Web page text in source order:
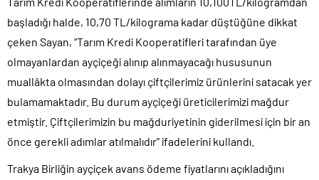
başladığı halde, 10,70 TL/kilograma kadar düştüğüne dikkat
çeken Sayan, “Tarım Kredi Kooperatifleri tarafından üye
olmayanlardan ayçiçeği alınıp alınmayacağı hususunun
muallâkta olmasından dolayı çiftçilerimiz ürünlerini satacak yer
bulamamaktadır. Bu durum ayçiçeği üreticilerimizi mağdur
etmiştir. Çiftçilerimizin bu mağduriyetinin giderilmesi için bir an
önce gerekli adımlar atılmalıdır” ifadelerini kullandı.
Trakya Birliğin ayçiçek avans ödeme fiyatlarını açıkladığını